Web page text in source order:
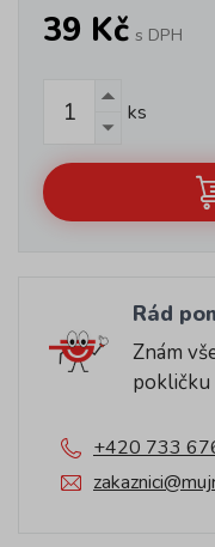
39 Kč s DPH
ks
Rád
Znám
pokličku
+420 733